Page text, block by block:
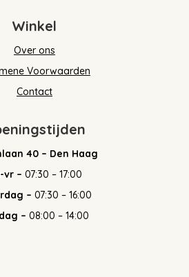
Winkel
Over ons
Voorwaarden
Contact
40 – Den Haag
vr –07:30 – 17:00
–07:30 – 16:00
–08:00 – 14:00